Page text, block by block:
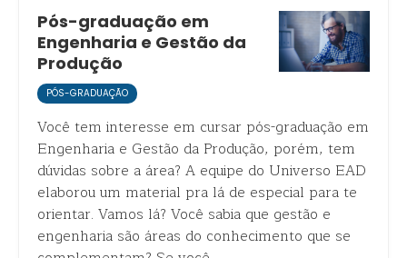
Pós-graduação em
Engenharia e Gestão da
Produção
PÓS-GRADUAÇÃO
Você tem interesse em cursar pós-graduação em
Engenharia e Gestão da Produção, porém, tem
dúvidas sobre a área? A equipe do Universo EAD
elaborou um material pra lá de especial para te
orientar. Vamos lá? Você sabia que gestão e
engenharia são áreas do conhecimento que se